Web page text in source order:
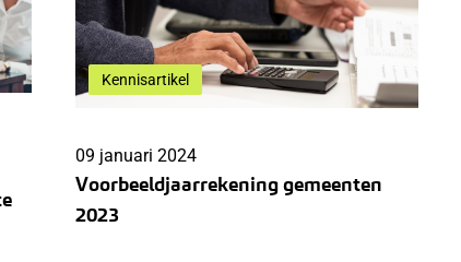
Kennisartikel
09 januari 2024
Voorbeeldjaarrekening gemeenten
2023